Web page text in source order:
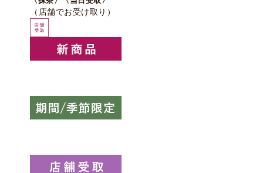
（店舗でお受け取り）